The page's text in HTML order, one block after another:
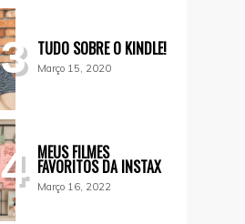
3 TUDO SOBRE O KINDLE!
Março 15, 2020
4 MEUS FILMES
FAVORITOS DA INSTAX
Março 16, 2022